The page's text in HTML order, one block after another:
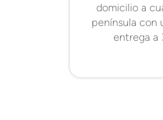
domicilio a
península con
entrega a